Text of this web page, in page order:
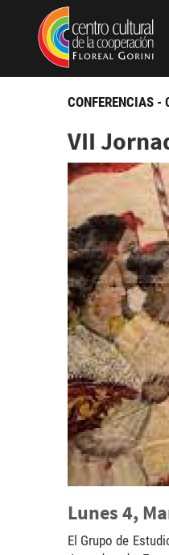
Pasar al contenido principal
Jump to main content
CONFERENCIAS -
VII
Lunes 4,
El Grupo de